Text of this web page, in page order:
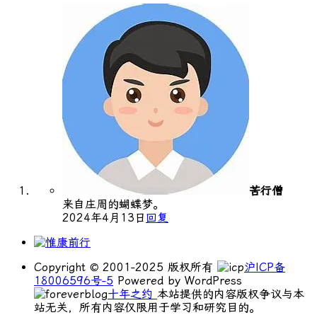
苦行僧
来自庄周的蝴蝶梦。
2024年4月13日 回复
Copyright © 2001-2025 版权所有
沪ICP备
18006596号-5 Powered by WordPress
十年之约 本站提供的内容版权争议与本
站无关，所有内容仅限用于学习和研究目的。